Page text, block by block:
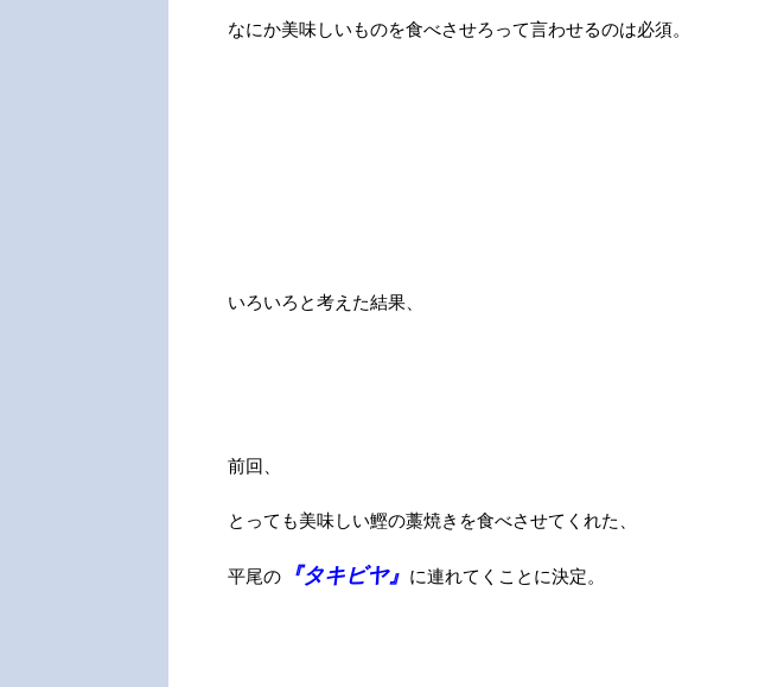
なにか美味しいものを食べさせろって言わせるのは必須。
いろいろと考えた結果、
前回、
とっても美味しい鰹の藁焼きを食べさせてくれた、
平尾の 『タキビヤ』 に連れてくことに決定。